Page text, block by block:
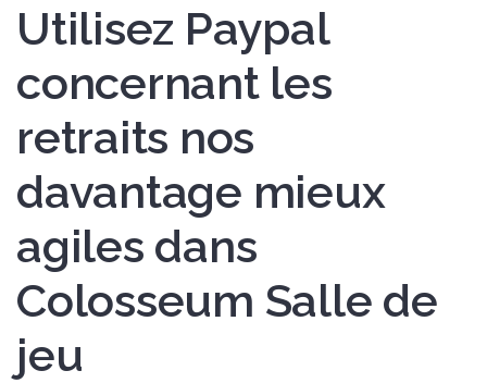
Utilisez Paypal
concernant les
retraits nos
davantage mieux
agiles dans
Colosseum Salle de
jeu